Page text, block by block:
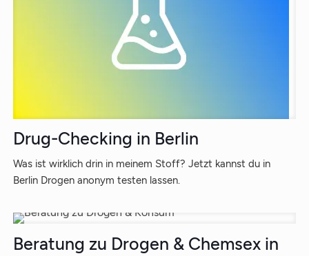
Drug-Checking in Berlin
Was ist wirklich drin in meinem Stoff? Jetzt kannst du in
Berlin Drogen anonym testen lassen.
Beratung zu Drogen & Chemsex in